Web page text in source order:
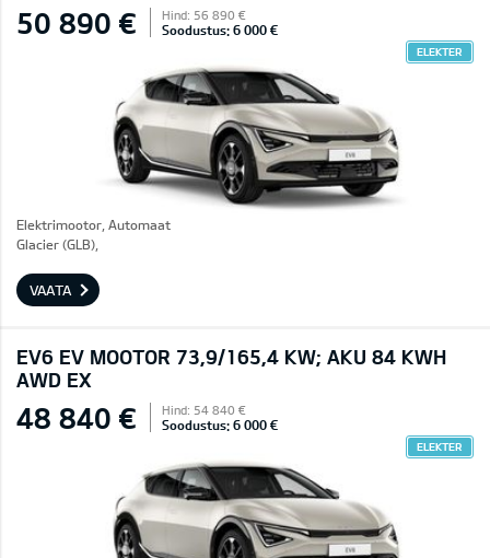
50 890 € Hind: 56 890 €
Soodustus: 6 000 €
ELEKTER
Elektrimootor, Automaat
Glacier (GLB),
VAATA
EV6 EV MOOTOR 73,9/165,4 KW; AKU 84 KWH
AWD EX
48 840 € Hind: 54 840 €
Soodustus: 6 000 €
ELEKTER